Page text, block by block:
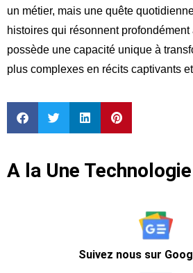
un métier, mais une quête
histoires qui résonnent profondément
possède une capacité unique à
plus complexes en récits captivants
A la Une Technologie
Suivez nous sur